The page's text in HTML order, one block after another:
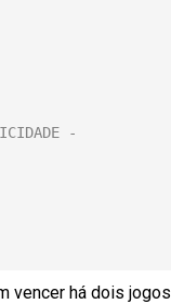
vencer há dois